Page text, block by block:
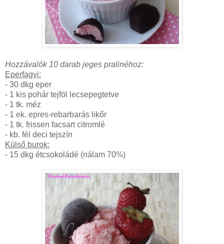
Hozzávalók 10 darab jeges pralinéhoz:
Eperfagyi:
- 30 dkg eper
- 1 kis pohár tejföl lecsepegtetve
- 1 tk. méz
- 1 ek. epres-rebarbarás likőr
- 1 tk. frissen facsart citromlé
- kb. fél deci tejszín
Külső burok:
- 15 dkg étcsokoládé (nálam 70%)